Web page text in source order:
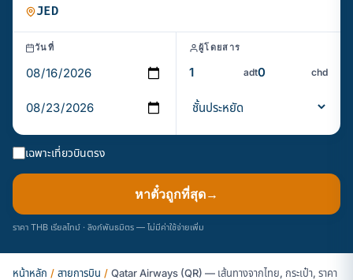
วันที่ ผู้โดยสาร
adt chd
เฉพาะเที่ยวบินตรง
หาตั๋วถูกที่สุด→
ราคา THB เรียลไทม์ · ลิงก์พันธมิตร — ไม่มีค่าใช้จ่ายเพิ่ม
หน้าหลัก / สายการบิน / Qatar Airways (QR) — เส้นทางจากไทย, กระเป๋า, ราคา